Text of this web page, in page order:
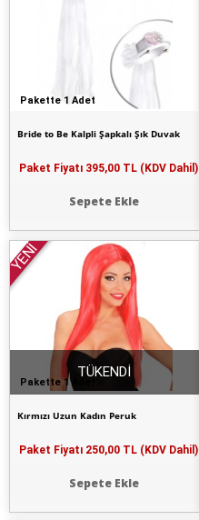
Pakette 1 Adet
Bride to Be Kalpli Şapkalı Şık Duvak
Paket Fiyatı 395,00 TL (KDV Dahil)
Sepete Ekle
Pakette 1 Adet
YENİ
Kırmızı Uzun Kadın Peruk
Paket Fiyatı 250,00 TL (KDV Dahil)
Sepete Ekle
TÜKENDİ